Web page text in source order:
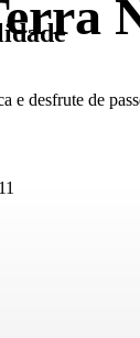
e desfrute de